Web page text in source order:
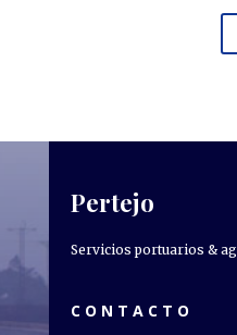
Pertejo
Servicios portuarios &
CONTACTO